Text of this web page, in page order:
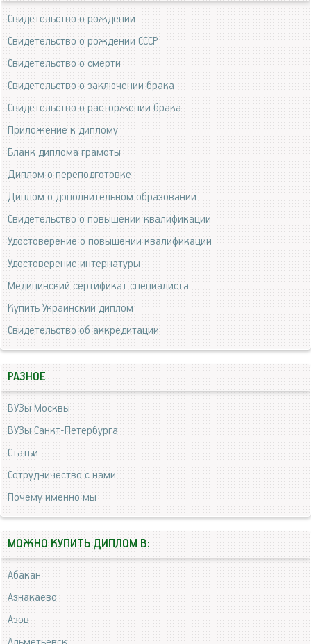
Свидетельство о рождении
Свидетельство о рождении СССР
Свидетельство о смерти
Свидетельство о заключении брака
Свидетельство о расторжении брака
Приложение к диплому
Бланк диплома грамоты
Диплом о переподготовке
Диплом о дополнительном образовании
Свидетельство о повышении квалификации
Удостоверение о повышении квалификации
Удостоверение интернатуры
Медицинский сертификат специалиста
Купить Украинский диплом
Свидетельство об аккредитации
РАЗНОЕ
ВУЗы Москвы
ВУЗы Санкт-Петербурга
Статьи
Сотрудничество с нами
Почему именно мы
МОЖНО КУПИТЬ ДИПЛОМ В:
Абакан
Азнакаево
Азов